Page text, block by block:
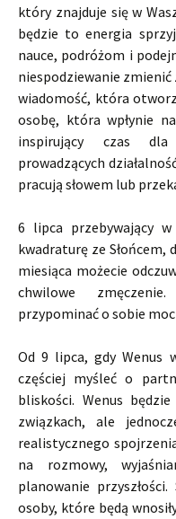
który znajduje się w
będzie to energia
nauce, podróżom i
niespodziewanie
wiadomość, która
osobę, która wpłynie
inspirujący czas
prowadzących
pracują słowem lub
6 lipca przebywający
kwadraturę ze
miesiąca możecie
chwilowe
przypominać o sobie
Od 9 lipca, gdy Wenus
częściej myśleć o
bliskości. Wenus
związkach, ale
realistycznego
na rozmowy,
planowanie
osoby, które będą